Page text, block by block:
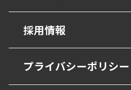
グレーチング・側溝
抗菌・抗ウイルス技術
BEP・ステンレス仕上げ
福祉・高齢者施設
宿泊・観光施設
商業・オフィス施設
物流・産業施設
会社概要
営業所
沿革
採用情報
プライバシーポリシー